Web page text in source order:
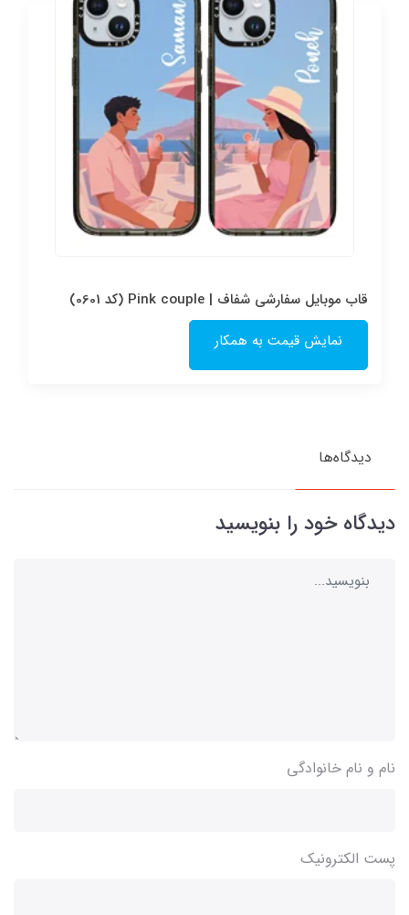
قاب موبایل سفارشی شفاف | Pink couple (کد 0601)
نمایش قیمت به همکار
دیدگاه‌ها
دیدگاه خود را بنویسید
نام و نام خانوادگی
پست الکترونیک